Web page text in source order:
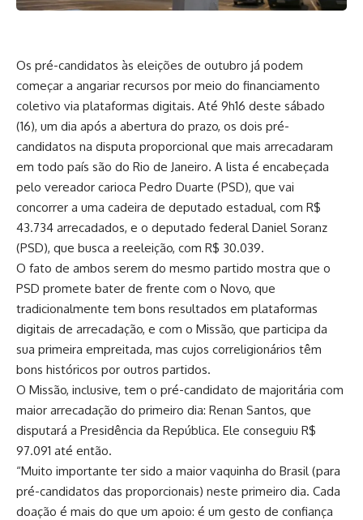
Os pré-candidatos às eleições de outubro já podem
começar a angariar recursos por meio do financiamento
coletivo via plataformas digitais. Até 9h16 deste sábado
(16), um dia após a abertura do prazo, os dois pré-
candidatos na disputa proporcional que mais arrecadaram
em todo país são do Rio de Janeiro. A lista é encabeçada
pelo vereador carioca Pedro Duarte (PSD), que vai
concorrer a uma cadeira de deputado estadual, com R$
43.734 arrecadados, e o deputado federal Daniel Soranz
(PSD), que busca a reeleição, com R$ 30.039.
O fato de ambos serem do mesmo partido mostra que o
PSD promete bater de frente com o Novo, que
tradicionalmente tem bons resultados em plataformas
digitais de arrecadação, e com o Missão, que participa da
sua primeira empreitada, mas cujos correligionários têm
bons históricos por outros partidos.
O Missão, inclusive, tem o pré-candidato de majoritária com
maior arrecadação do primeiro dia: Renan Santos, que
disputará a Presidência da República. Ele conseguiu R$
97.091 até então.
“Muito importante ter sido a maior vaquinha do Brasil (para
pré-candidatos das proporcionais) neste primeiro dia. Cada
doação é mais do que um apoio: é um gesto de confiança